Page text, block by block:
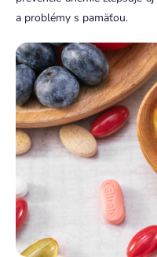
a problémy s pamäťou.